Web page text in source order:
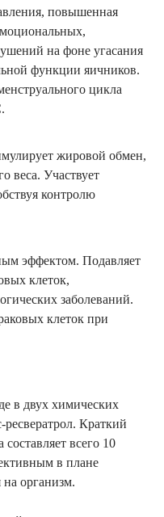
повышенная
на фоне угасания
функции яичников.
цикла
жировой обмен,
веса. Участвует
контролю
эффектом. Подавляет
клеток,
заболеваний.
клеток при
в двух химических
Краткий
всего 10
в плане
на организм.